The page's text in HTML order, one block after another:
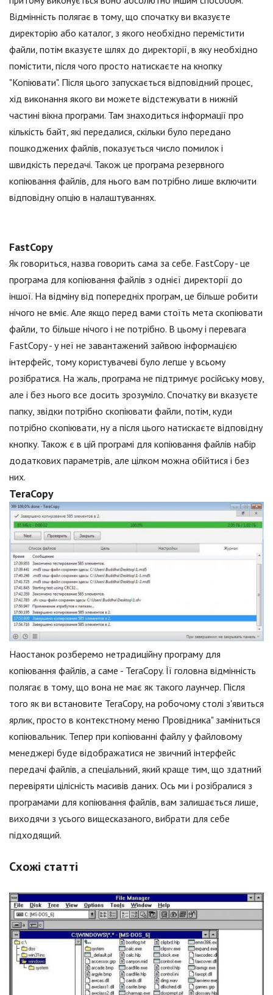
Відмінність полягає в тому, що спочатку ви вказуєте
директорію або каталог, з якого необхідно перемістити
файли, потім вказуєте шлях до директорії, в яку необхідно
помістити, після чого просто натискаєте на кнопку
"Копіювати". Після цього запускається відповідний процес,
хід виконання якого ви можете відстежувати в нижній
частині вікна програми. Там знаходиться інформації про
кількість байт, які передалися, скільки було передано
пошкоджених файлів, показується число помилок і
швидкість передачі. Також це програма резервного
копіювання файлів, для нього вам потрібно лише включити
відповідну опцію в налаштуваннях.
FastCopy
Як говориться, назва говорить сама за себе. FastCopy - це
програма для копіювання файлів з однієї директорії до
іншої. На відміну від попередніх програм, це більше робити
нічого не вміє. Але якщо перед вами стоїть мета скопіювати
файли, то більше нічого і не потрібно. В цьому і перевага
FastCopy - у неї не завантажений зайвою інформацією
інтерфейс, тому користувачеві було легше у всьому
розібратися. На жаль, програма не підтримує російську мову,
але і без нього все досить зрозуміло. Спочатку ви вказуєте
папку, звідки потрібно скопіювати файли, потім, куди
потрібно скопіювати, ну а після цього натискаєте відповідну
кнопку. Також є в цій програмі для копіювання файлів набір
додаткових параметрів, але цілком можна обійтися і без
них.
TeraCopy
Наостанок розберемо нетрадиційну програму для
копіювання файлів, а саме - TeraCopy. Її головна відмінність
полягає в тому, що вона не має як такого лаунчер. Після
того як ви встановите TeraCopy, на робочому столі з'явиться
ярлик, просто в контекстному меню Провідника" заміниться
копіювальник. Тепер при копіюванні файлу у файловому
менеджері буде відображатися не звичний інтерфейс
передачі файлів, а спеціальний, який краще тим, що здатний
перевіряти цілісність масивів даних. Ось ми і розібралися з
програмами для копіювання файлів, вам залишається лише,
виходячи з усього вищесказаного, вибрати для себе
підходящий.
Схожі статті